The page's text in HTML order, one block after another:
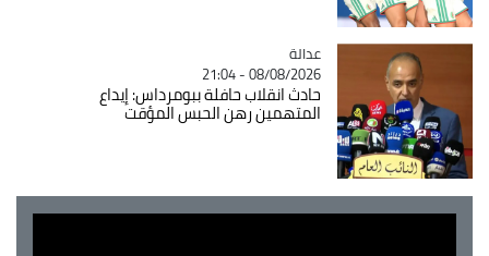
Catégorie
عدالة
08/08/2026 - 21:04
حادث انقلاب حافلة ببومرداس: إيداع
المتهمين رهن الحبس المؤقت